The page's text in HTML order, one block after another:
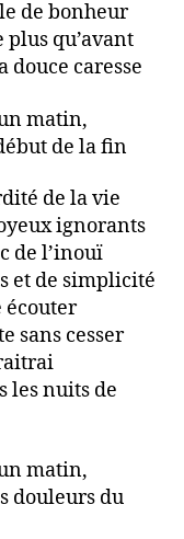
de bonheur
plus qu’avant
douce caresse
matin,
de la fin
de la vie
ignorants
de l’inouï
et de simplicité
écouter
sans cesser
les nuits de
matin,
douleurs du